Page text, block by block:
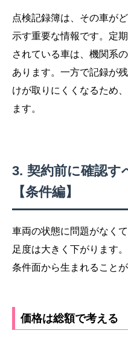
点検記録簿は、その車が
示す重要な情報です。定
されている車は、機関系
あります。一方で記録が
けが取りにくくなるため
ます。
契約前に確認す
【条件編】
車両の状態に問題がなく
足度は大きく下がります
条件面から生まれること
価格は総額で考える